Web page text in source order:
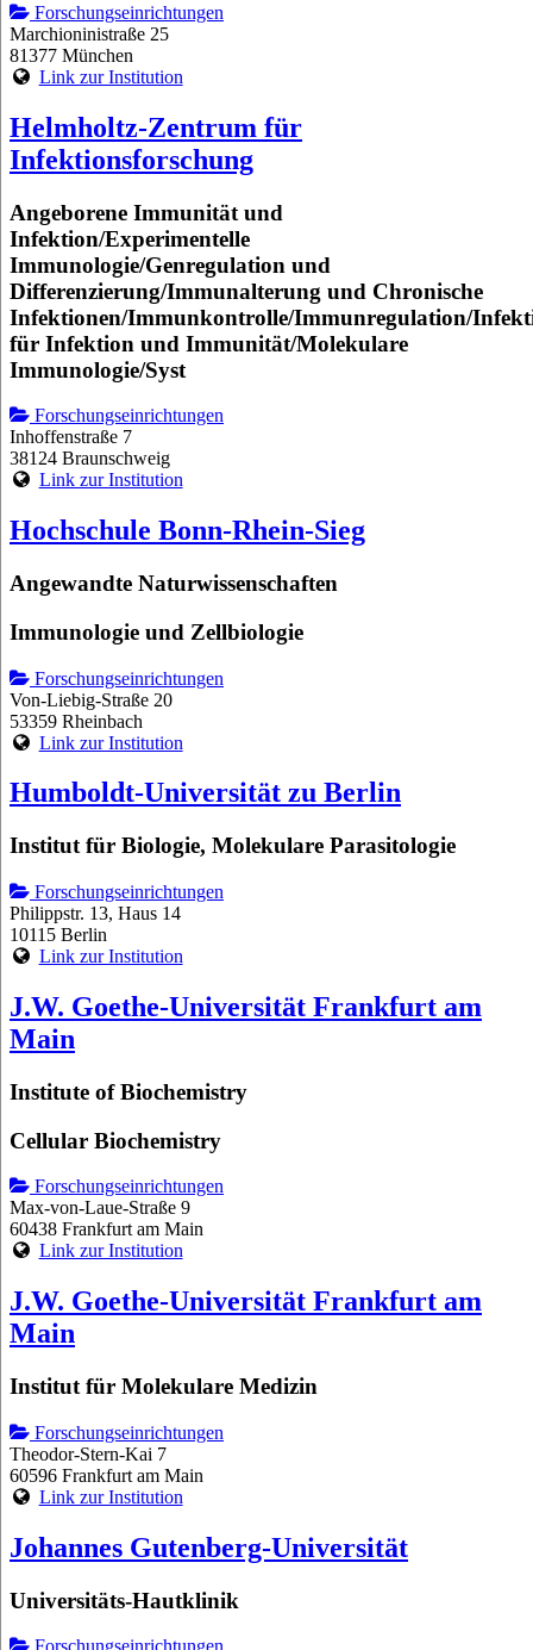
Forschungseinrichtungen
Marchioninistraße 25
81377 München
Link zur Institution
Helmholtz-Zentrum für
Infektionsforschung
Angeborene Immunität und
Infektion/Experimentelle
Immunologie/Genregulation und
Differenzierung/Immunalterung und Chronische
Infektionen/Immunkontrolle/Immunregulation/
für Infektion und Immunität/Molekulare
Immunologie/Syst
Forschungseinrichtungen
Inhoffenstraße 7
38124 Braunschweig
Link zur Institution
Hochschule Bonn-Rhein-Sieg
Angewandte Naturwissenschaften
Immunologie und Zellbiologie
Forschungseinrichtungen
Von-Liebig-Straße 20
53359 Rheinbach
Link zur Institution
Humboldt-Universität zu Berlin
Institut für Biologie, Molekulare Parasitologie
Forschungseinrichtungen
Philippstr. 13, Haus 14
10115 Berlin
Link zur Institution
J.W. Goethe-Universität Frankfurt am
Main
Institute of Biochemistry
Cellular Biochemistry
Forschungseinrichtungen
Max-von-Laue-Straße 9
60438 Frankfurt am Main
Link zur Institution
J.W. Goethe-Universität Frankfurt am
Main
Institut für Molekulare Medizin
Forschungseinrichtungen
Theodor-Stern-Kai 7
60596 Frankfurt am Main
Link zur Institution
Johannes Gutenberg-Universität
Universitäts-Hautklinik